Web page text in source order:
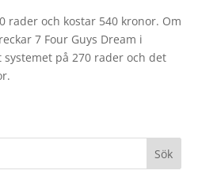
rader och kostar 540 kronor. Om
7 Four Guys Dream i
på 270 rader och det